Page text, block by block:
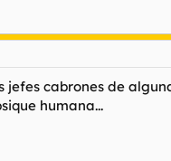
jefes cabrones de
humana...